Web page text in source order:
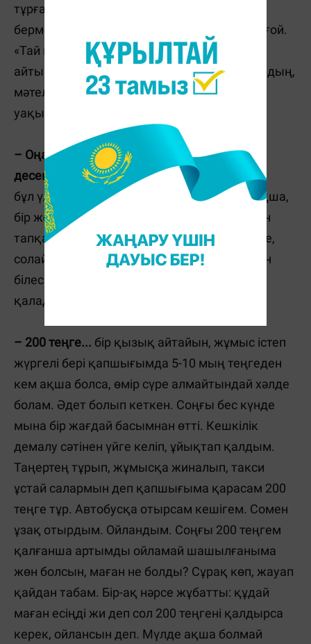
тұрған ақшаны көрінген нәрсеге жұмсай
бермей, бір жерге тыға берсең, жиналады ғой.
«Тай құлыннан, теңге тиыннан» деп қазақ
айтып-ақ кеткен, жарықтық сол мақалдардың,
мәтелдердің, асыл сөздердің қадірін
уақытында неге аңғармайды екенбіз.
– Оңай келген ақша, бәрін оңай қылады
десеңіз...
бұл үлкен қателік. Себебі қарызға алған ақша,
бір жерден шығарған ақша, маңдай термен
тапқан ақша болмаған соң, қалай тез келсе,
солай тез кетеді. Ал артында не қалатынын
білесіз бе, артында өсімі қалады, шығыны
қалады. Оны төлейтін сіз.
– 200 теңге... бір қызық айтайын, жұмыс істеп
жүргелі бері қапшығымда 5-10 мың теңгеден
кем ақша болса, өмір сүре алмайтындай хәлде
болам. Әдет болып кеткен. Соңғы бес күнде
мына бір жағдай басымнан өтті. Кешкілік
демалу сәтінен үйге келіп, ұйықтап қалдым.
Таңертең тұрып, жұмысқа жиналып, такси
ұстай салармын деп қапшығыма қарасам 200
теңге тұр. Автобусқа отырсам кешігем. Сомен
ұзақ отырдым. Ойландым. Соңғы 200 теңгем
қалғанша артымды ойламай шашылғаныма
жөн болсын, маған не болды? Сұрақ көп, жауап
қайдан табам. Бір-ақ нәрсе жұбатты: құдай
маған есіңді жи деп сол 200 теңгені қалдырса
керек, ойлансын деп. Мүлде ақша болмай